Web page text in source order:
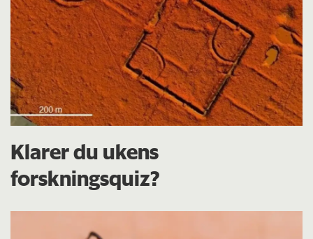
Klarer du ukens
forskningsquiz?